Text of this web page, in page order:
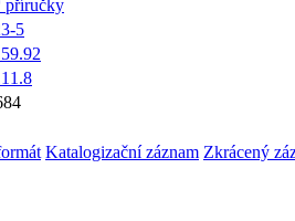
příručky
5
Katalogizační záznam Zkrácený